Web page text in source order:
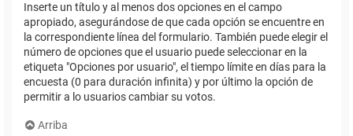
Inserte un título y al menos dos opciones en el campo
apropiado, asegurándose de que cada opción se encuentre en
la correspondiente línea del formulario. También puede elegir el
número de opciones que el usuario puede seleccionar en la
etiqueta "Opciones por usuario", el tiempo límite en días para la
encuesta (0 para duración infinita) y por último la opción de
permitir a lo usuarios cambiar su votos.
Arriba